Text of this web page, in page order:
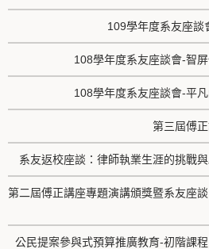
109學年度系友座談
108學年度系友座談會-智
108學年度系友座談會-平
第三屆傅
系友返校座談：律師執業生涯的挑戰
第二屆傅正講座專題演講頒獎暨系友座
公民提案參與式預算推廣教育-初階課